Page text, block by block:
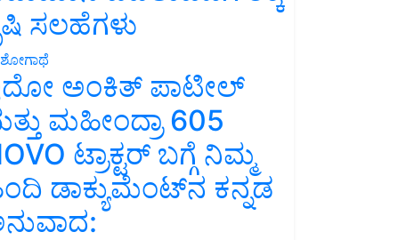
ಸಲಹೆಗಳು
ಅಂಕಿತ್ ಪಾಟೀಲ್
ಮಹೀಂದ್ರಾ 605
ಟ್ರಾಕ್ಟರ್ ಬಗ್ಗೆ ನಿಮ್ಮ
ಡಾಕ್ಯುಮೆಂಟ್‌ನ ಕನ್ನಡ